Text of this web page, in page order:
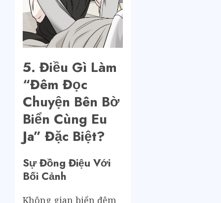
5. Điều Gì Làm
“Đêm Đọc
Chuyện Bên Bờ
Biển Cùng Eu
Ja” Đặc Biệt?
Sự Đồng Điệu Với
Bối Cảnh
Không gian biển đêm